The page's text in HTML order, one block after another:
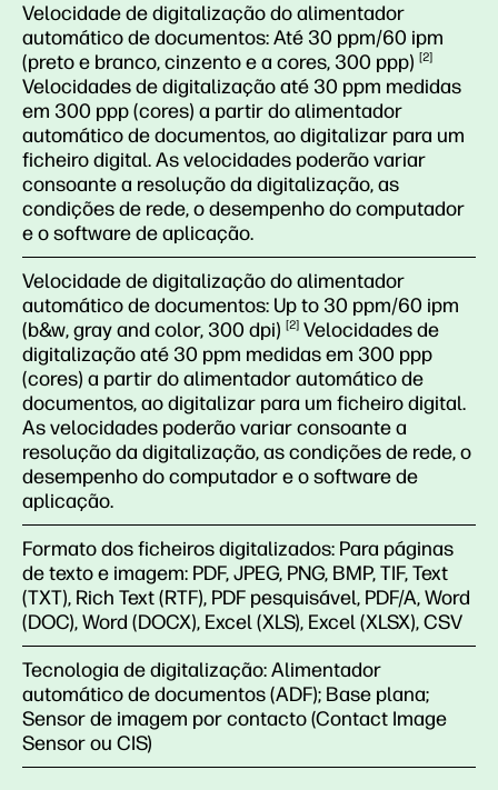
Velocidade de digitalização do alimentador
automático de documentos:Até 30 ppm/60 ipm
(preto e branco, cinzento e a cores, 300 ppp) 2
Velocidades de digitalização até 30 ppm medidas
em 300 ppp (cores) a partir do alimentador
automático de documentos, ao digitalizar para um
ficheiro digital. As velocidades poderão variar
consoante a resolução da digitalização, as
condições de rede, o desempenho do computador
e o software de aplicação.
Velocidade de digitalização do alimentador
automático de documentos: Up to 30 ppm/60 ipm
(b&w, gray and color, 300 dpi) 2 Velocidades de
digitalização até 30 ppm medidas em 300 ppp
(cores) a partir do alimentador automático de
documentos, ao digitalizar para um ficheiro digital.
As velocidades poderão variar consoante a
resolução da digitalização, as condições de rede, o
desempenho do computador e o software de
aplicação.
Formato dos ficheiros digitalizados: Para páginas
de texto e imagem: PDF, JPEG, PNG, BMP, TIF, Text
(TXT), Rich Text (RTF), PDF pesquisável, PDF/A, Word
(DOC), Word (DOCX), Excel (XLS), Excel (XLSX), CSV
Tecnologia de digitalização:Alimentador
automático de documentos (ADF); Base plana;
Sensor de imagem por contacto (Contact Image
Sensor ou CIS)